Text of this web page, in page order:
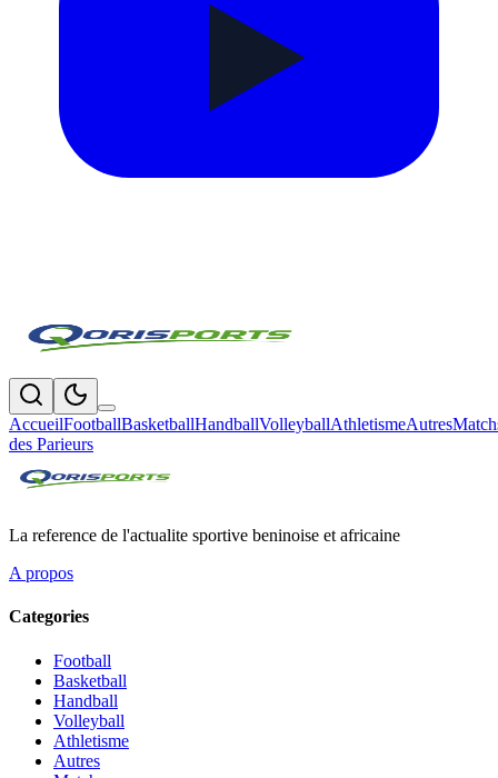
AccueilFootballBasketballHandballVolleyballAthletismeAutres
des Parieurs
La reference de l'actualite sportive beninoise et africaine
A propos
Categories
Football
Basketball
Handball
Volleyball
Athletisme
Autres